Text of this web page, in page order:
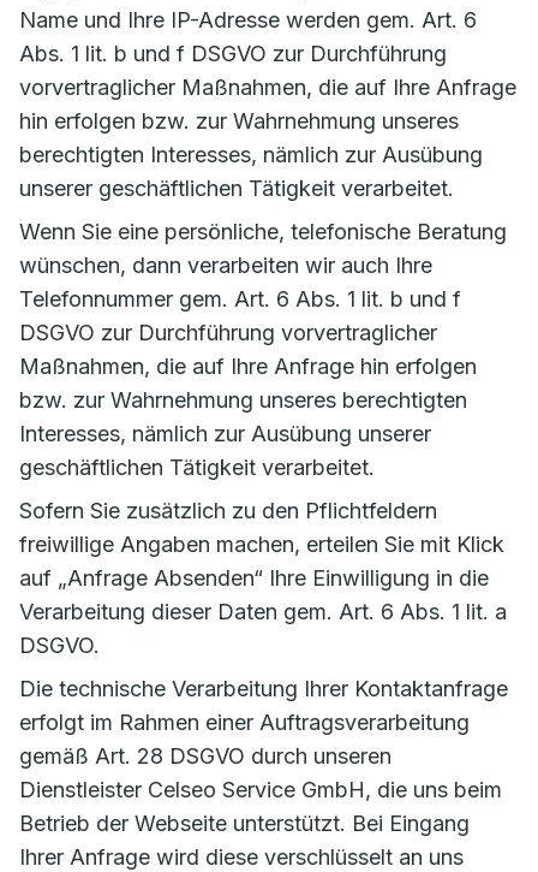
Name und Ihre IP-Adresse werden gem. Art. 6
Abs. 1 lit. b und f DSGVO zur Durchführung
vorvertraglicher Maßnahmen, die auf Ihre Anfrage
hin erfolgen bzw. zur Wahrnehmung unseres
berechtigten Interesses, nämlich zur Ausübung
unserer geschäftlichen Tätigkeit verarbeitet.
Wenn Sie eine persönliche, telefonische Beratung
wünschen, dann verarbeiten wir auch Ihre
Telefonnummer gem. Art. 6 Abs. 1 lit. b und f
DSGVO zur Durchführung vorvertraglicher
Maßnahmen, die auf Ihre Anfrage hin erfolgen
bzw. zur Wahrnehmung unseres berechtigten
Interesses, nämlich zur Ausübung unserer
geschäftlichen Tätigkeit verarbeitet.
Sofern Sie zusätzlich zu den Pflichtfeldern
freiwillige Angaben machen, erteilen Sie mit Klick
auf „Anfrage Absenden“ Ihre Einwilligung in die
Verarbeitung dieser Daten gem. Art. 6 Abs. 1 lit. a
DSGVO.
Die technische Verarbeitung Ihrer Kontaktanfrage
erfolgt im Rahmen einer Auftragsverarbeitung
gemäß Art. 28 DSGVO durch unseren
Dienstleister Celseo Service GmbH, die uns beim
Betrieb der Webseite unterstützt. Bei Eingang
Ihrer Anfrage wird diese verschlüsselt an uns